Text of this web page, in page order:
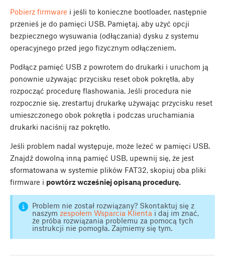
Pobierz firmware i jeśli to konieczne bootloader, następnie
przenieś je do pamięci USB. Pamiętaj, aby użyć opcji
bezpiecznego wysuwania (odłączania) dysku z systemu
operacyjnego przed jego fizycznym odłączeniem.
Podłącz pamięć USB z powrotem do drukarki i uruchom ją
ponownie używając przycisku reset obok pokrętła, aby
rozpocząć procedurę flashowania. Jeśli procedura nie
rozpocznie się, zrestartuj drukarkę używając przycisku reset
umieszczonego obok pokrętła i podczas uruchamiania
drukarki naciśnij raz pokrętło.
Jeśli problem nadal występuje, może leżeć w pamięci USB.
Znajdź dowolną inną pamięć USB, upewnij się, że jest
sformatowana w systemie plików FAT32, skopiuj oba pliki
firmware i powtórz wcześniej opisaną procedurę.
Problem nie został rozwiązany? Skontaktuj się z
naszym zespołem Wsparcia Klienta i daj im znać,
że próba rozwiązania problemu za pomocą tych
instrukcji nie pomogła. Zajmiemy się tym.